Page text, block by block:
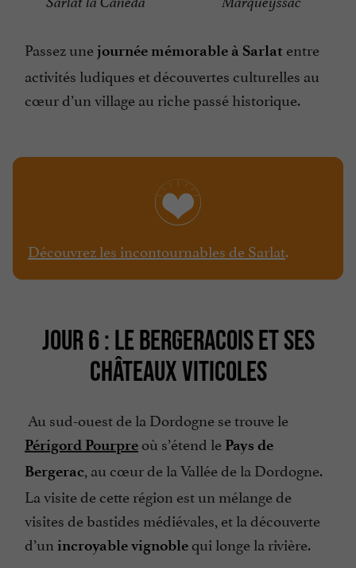
Passez unejournée mémorable à Sarlat entre
activités ludiques et découvertes culturelles au
cœur d’un village au riche passé historique.
Découvrez les incontournables de Sarlat.
JOUR 6 : LE BERGERACOIS ET SES
CHÂTEAUX VITICOLES
Au sud-ouest de la Dordogne se trouve le
Périgord Pourpre où s’étend le Pays de
Bergerac, au cœur de la Vallée de la Dordogne.
La visite de cette région est un mélange de
visites de bastides médiévales, et la découverte
d’un incroyable vignoblequi longe la rivière.